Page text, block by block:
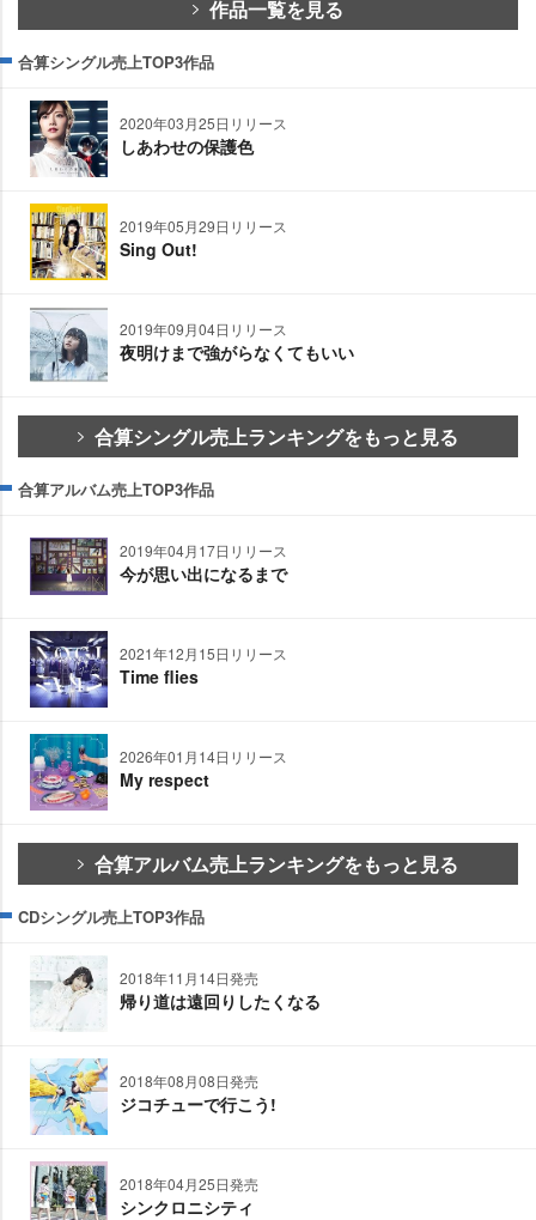
作品一覧を見る
合算シングル売上TOP3作品
2020年03月25日リリース
しあわせの保護色
2019年05月29日リリース
Sing Out!
2019年09月04日リリース
夜明けまで強がらなくてもいい
合算シングル売上ランキングをもっと見る
合算アルバム売上TOP3作品
2019年04月17日リリース
今が思い出になるまで
2021年12月15日リリース
Time flies
2026年01月14日リリース
My respect
合算アルバム売上ランキングをもっと見る
CDシングル売上TOP3作品
2018年11月14日発売
帰り道は遠回りしたくなる
2018年08月08日発売
ジコチューで行こう!
2018年04月25日発売
シンクロニシティ